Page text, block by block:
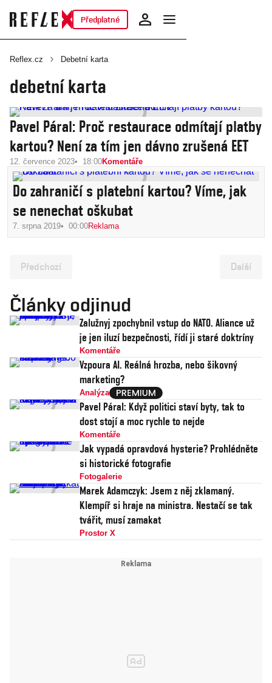
Předplatné
Reflex.cz Debetní karta
debetní karta
Pavel Páral: Proč restaurace odmítají platby
kartou? Není za tím jen dávno zrušená EET
12. července 2023 18:00Komentáře
Do zahraničí s platební kartou? Víme, jak
se nenechat oškubat
7. srpna 2019 00:00Reklama
Předchozí Další
Články odjinud
Zalužnyj zpochybnil vstup do NATO. Aliance už
je jen iluzí bezpečnosti, řídí ji staré doktríny
Komentáře
Vzpoura AI. Reálná hrozba, nebo šikovný
marketing?
Analýza
Pavel Páral: Když politici staví byty, tak to
dost stojí a moc rychle to nejde
Komentáře
Jak vypadá opravdová hysterie? Prohlédněte
si historické fotografie
Fotogalerie
Marek Adamczyk: Jsem z něj zklamaný.
Klempíř si hraje na ministra. Nestačí se tak
tvářit, musí zamakat
Prostor X